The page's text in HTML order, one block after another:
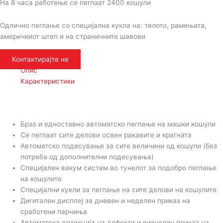
На 8 часа работење се пеглаат 2400 кошули
Одлично пеглање со специјална кукла на: телото, рамењата,
америчкиот штеп и на страничните шавови
Контактирајте не
Опис
Карактеристики
Брзо и едноставно автоматско пеглање на машки кошули
Се пеглаат сите делови освен ракавите и крагната
Автоматско подесување за сите величини од кошули (без
потреба од дополнителни подесувања)
Специјален вакум систем во тунелот за подобро пеглање
на кошулите
Специјални кукли за пеглање на сите делови на кошулите
Дигитален дисплеј за дневен и неделен приказ на
сработени парчиња